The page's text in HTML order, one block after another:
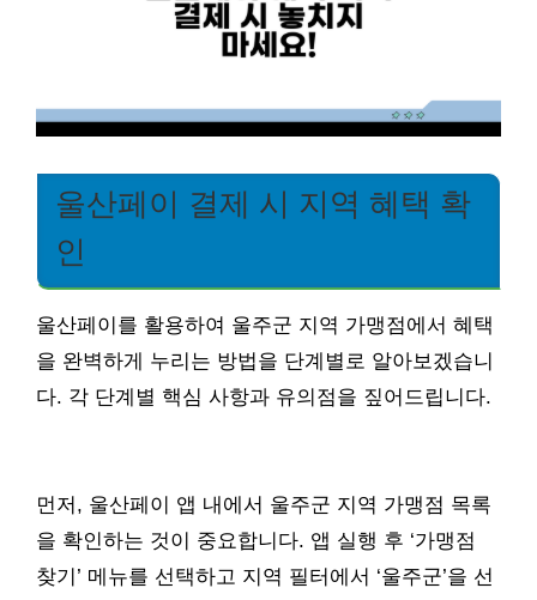
울산페이 결제 시 지역 혜택 확
인
울산페이를 활용하여 울주군 지역 가맹점에서 혜택
을 완벽하게 누리는 방법을 단계별로 알아보겠습니
다. 각 단계별 핵심 사항과 유의점을 짚어드립니다.
먼저, 울산페이 앱 내에서 울주군 지역 가맹점 목록
을 확인하는 것이 중요합니다. 앱 실행 후 ‘가맹점
찾기’ 메뉴를 선택하고 지역 필터에서 ‘울주군’을 선